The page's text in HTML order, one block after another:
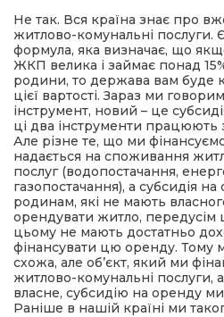
Не так. Вся країна знає про
житлово-комунальні
формула, яка визначає, що
ЖКП велика і займає понад
родини, то держава вам буде
цієї вартості. Зараз ми
інструмент, новий – це
ці два інструменти
Але різне те, що ми
надається на споживання
послуг (водопостачання,
газопостачання), а субсидія
родинам, які не мають
орендувати житло,
цьому не мають достатньо
фінансувати цю оренду. Тому
схожа, але об’єкт, який ми
житлово-комунальні послуги,
власне, субсидію на оренду
Раніше в нашій країні ми